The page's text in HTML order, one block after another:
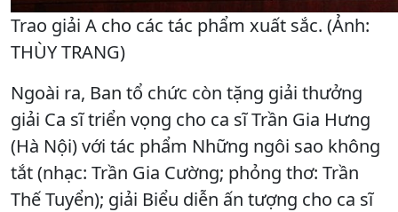
Trao giải A cho các tác phẩm xuất sắc. (Ảnh:
THÙY TRANG)
Ngoài ra, Ban tổ chức còn tặng giải thưởng
giải Ca sĩ triển vọng cho ca sĩ Trần Gia Hưng
(Hà Nội) với tác phẩm Những ngôi sao không
tắt (nhạc: Trần Gia Cường; phỏng thơ: Trần
Thế Tuyển); giải Biểu diễn ấn tượng cho ca sĩ